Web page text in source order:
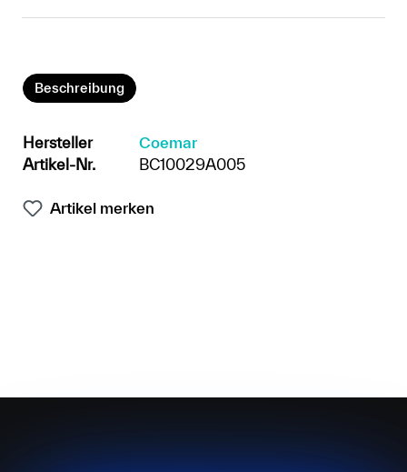
Beschreibung
Hersteller
Coemar
Artikel-Nr.
BC10029A005
Artikel merken